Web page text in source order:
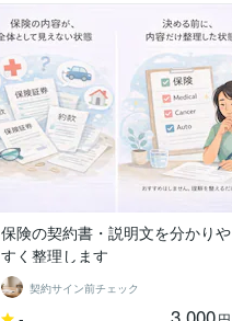
保険の契約書・説明文を分かりや
すく整理します
契約サイン前チェック